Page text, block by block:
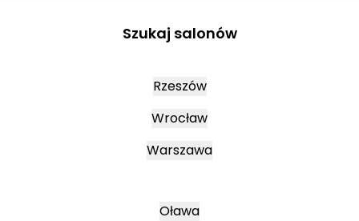
Szukaj salonów
Rzeszów
Wrocław
Warszawa
Oława